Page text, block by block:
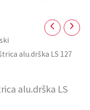
alu.drška LS 127
alu.drška LS